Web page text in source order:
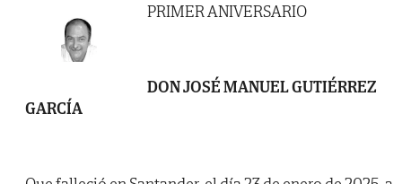
PRIMER ANIVERSARIO
DON JOSÉ MANUEL GUTIÉRREZ
GARCÍA